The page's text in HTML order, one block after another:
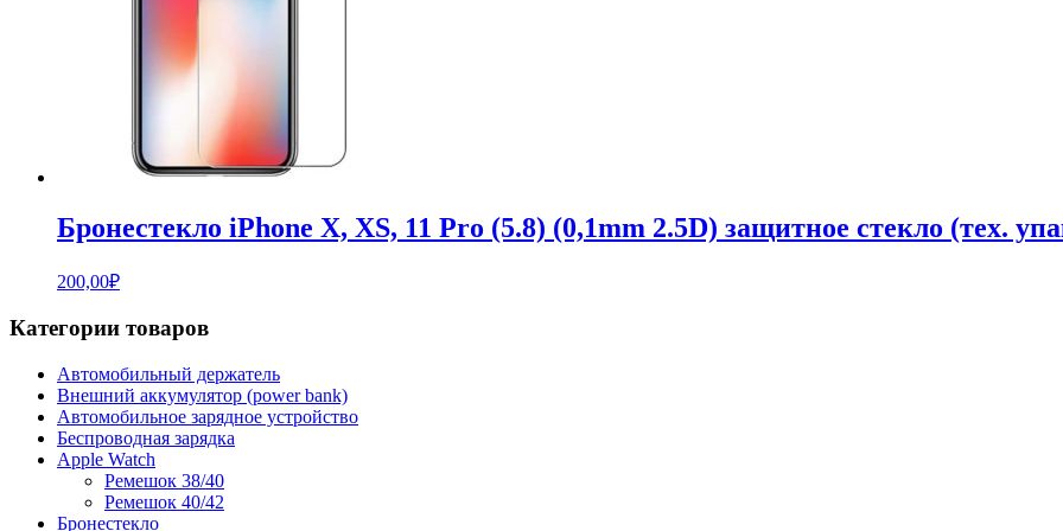
Бронестекло iPhone X, XS, 11 Pro (5.8) (0,1mm 2.5D) защитное стекло (тех.
200,00₽
Категории товаров
Автомобильный держатель
Внешний аккумулятор (power bank)
Автомобильное зарядное устройство
Беспроводная зарядка
Apple Watch
Ремешок 38/40
Ремешок 40/42
Бронестекло